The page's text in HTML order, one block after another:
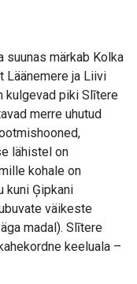
suunas märkab Kolka
Läänemere ja Liivi
kulgevad piki Slītere
merre uhutud
lähistel on
kohale on
kuni Ģipkani
väikeste
madal). Slītere
keeluala –